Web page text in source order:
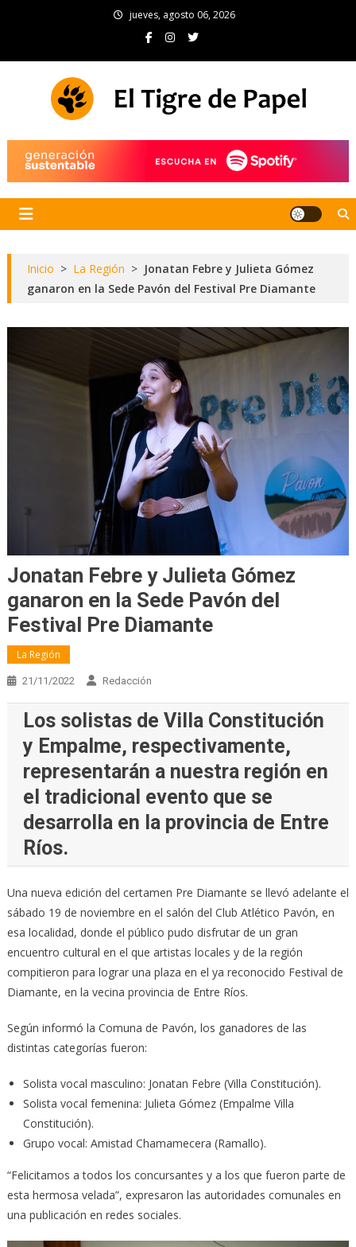
jueves, agosto 06, 2026
Inicio > La Región > Jonatan Febre y Julieta Gómez
ganaron en la Sede Pavón del Festival Pre Diamante
Jonatan Febre y Julieta Gómez
ganaron en la Sede Pavón del
Festival Pre Diamante
La Región
21/11/2022 Redacción
Los solistas de Villa Constitución
y Empalme, respectivamente,
representarán a nuestra región en
el tradicional evento que se
desarrolla en la provincia de Entre
Ríos.
Una nueva edición del certamen Pre Diamante se llevó adelante el
sábado 19 de noviembre en el salón del Club Atlético Pavón, en
esa localidad, donde el público pudo disfrutar de un gran
encuentro cultural en el que artistas locales y de la región
compitieron para lograr una plaza en el ya reconocido Festival de
Diamante, en la vecina provincia de Entre Ríos.
Según informó la Comuna de Pavón, los ganadores de las
distintas categorías fueron:
Solista vocal masculino: Jonatan Febre (Villa Constitución).
Solista vocal femenina: Julieta Gómez (Empalme Villa
Constitución).
Grupo vocal: Amistad Chamamecera (Ramallo).
“Felicitamos a todos los concursantes y a los que fueron parte de
esta hermosa velada”, expresaron las autoridades comunales en
una publicación en redes sociales.